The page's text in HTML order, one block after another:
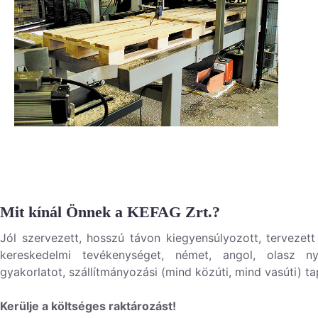
Mit kínál Önnek a KEFAG Zrt.?
Jól szervezett, hosszú távon kiegyensúlyozott,
kereskedelmi tevékenységet, német, angol, olasz
gyakorlatot, szállítmányozási (mind közúti, mind vasúti)
Kerülje a költséges raktározást!